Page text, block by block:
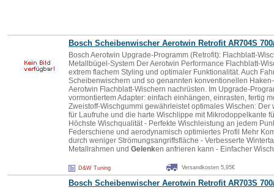
Bosch Scheibenwischer Aerotwin Retrofit AR704S 700
Bosch Aerotwin Upgrade-Programm (Retrofit): Flachblatt-
Metallbügel-System Der Aerotwin Performance Flachblatt-
extrem flachem Styling und optimaler Funktionalität. Auch
Scheibenwischern und so genannten konventionellen
Aerotwin Flachblatt-Wischern nachrüsten. Im Upgrade-
vormontiertem Adapter: einfach einhängen, einrasten, fertig
Zweistoff-Wischgummi gewährleistet optimales Wischen:
für Laufruhe und die harte Wischlippe mit Mikrodoppelkante
Höchste Wischqualität - Perfekte Wischleistung an jedem
Federschiene und aerodynamisch optimiertes Profil Mehr
durch weniger Strömungsangriffsfläche - Verbesserte
Metallrahmen und Gelenken anfrieren kann - Einfacher
D&W Tuning Versandkosten 5,95€
Bosch Scheibenwischer Aerotwin Retrofit AR703S 700